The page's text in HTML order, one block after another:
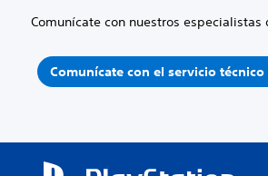
Comunícate con nuestros especialistas
Comunícate con el servicio técnico